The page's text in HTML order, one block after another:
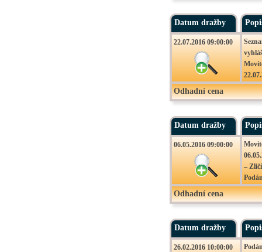
Datum dražby
22.07.2016 09:00:00
–
Odhadní cena
Datum dražby
06.05.2016 09:00:00
–
tak,
Odhadní cena
Datum dražby
26.02.2016 10:00:00